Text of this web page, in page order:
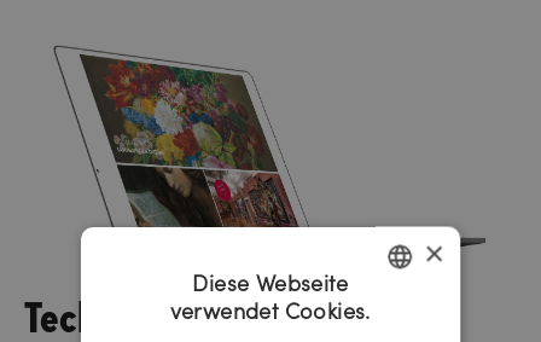
Tech
GERMAN
×
Diese Webseite
verwendet Cookies.